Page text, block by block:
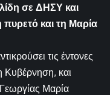
σε ΔΗΣΥ και
και τη Μαρία
τις έντονες
Κυβέρνηση, και
Μαρία